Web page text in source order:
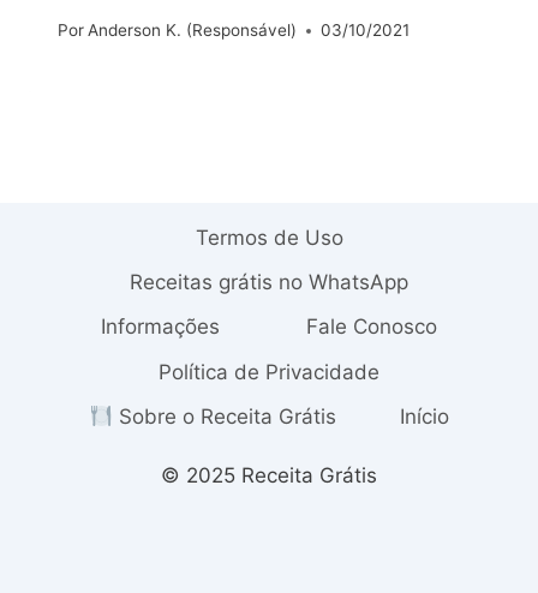
PorAnderson K. (Responsável) 03/10/2021
Termos de Uso
Receitas grátis no WhatsApp
Informações
Fale Conosco
Política de Privacidade
Sobre o Receita Grátis
Início
© 2025 Receita Grátis